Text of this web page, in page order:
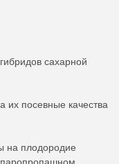
сахарной
их посевные качества
на плодородие